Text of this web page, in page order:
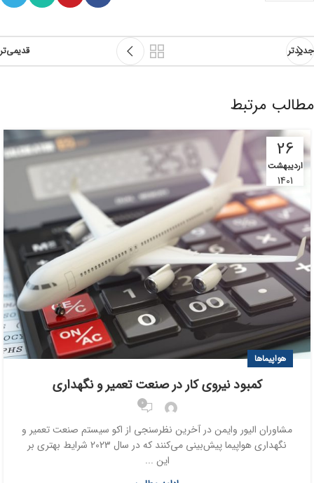
جدیدتر قدیمی‌تر
مطالب مرتبط
26
اردیبهشت
1401
هواپیماها
کمبود نیروی کار در صنعت تعمیر و نگهداری
0
مشاوران الیور وایمن در آخرین نظرسنجی از اکو سیستم صنعت تعمیر و
نگهداری هواپیما پیش‌بینی می‌کنند که در سال 2023 شرایط بهتری بر
این ...